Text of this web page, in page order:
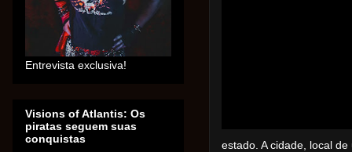
estado. A cidade, local
Entrevista exclusiva!
Visions of Atlantis: Os
piratas seguem suas
conquistas